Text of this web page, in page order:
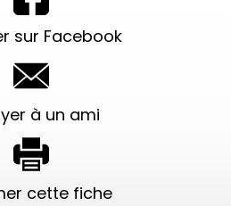
sur Facebook
à un ami
cette fiche